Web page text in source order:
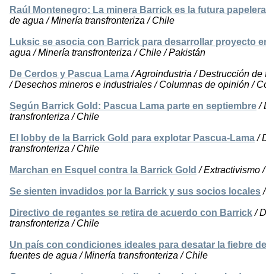
Raúl Montenegro: La minera Barrick es la futura
de agua / Minería transfronteriza / Chile
Luksic se asocia con Barrick para desarrollar proyecto
agua / Minería transfronteriza / Chile / Pakistán
De Cerdos y Pascua Lama/ Agroindustria / Destrucción
/ Desechos mineros e industriales / Columnas de opinión /
Según Barrick Gold: Pascua Lama parte en septiembre/
transfronteriza / Chile
El lobby de la Barrick Gold para explotar Pascua-Lama/
transfronteriza / Chile
Marchan en Esquel contra la Barrick Gold / Extractivismo
Se sienten invadidos por la Barrick y sus socios locales
Directivo de regantes se retira de acuerdo con Barrick/
transfronteriza / Chile
Un país con condiciones ideales para desatar la fiebre
fuentes de agua / Minería transfronteriza / Chile